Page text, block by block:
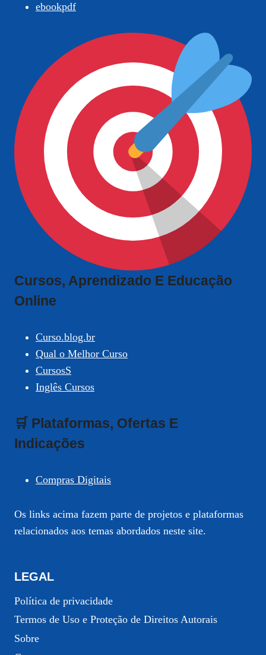
ebookpdf
Cursos, Aprendizado E Educação
Online
Curso.blog.br
Qual o Melhor Curso
CursosS
Inglês Cursos
🛒 Plataformas, Ofertas E
Indicações
Compras Digitais
Os links acima fazem parte de projetos e plataformas
relacionados aos temas abordados neste site.
LEGAL
Política de privacidade
Termos de Uso e Proteção de Direitos Autorais
Sobre